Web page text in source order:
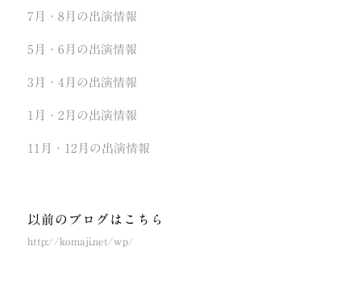
7月・8月の出演情報
5月・6月の出演情報
3月・4月の出演情報
1月・2月の出演情報
11月・12月の出演情報
以前のブログはこちら
http://komaji.net/wp/